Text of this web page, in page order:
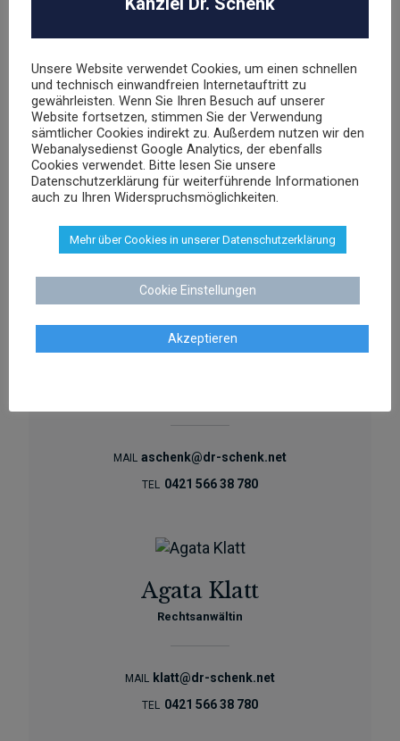
Dr. Stephan Schenk
Rechtsanwalt und Fachanwalt für gewerblichen
Rechtsschutz
EMAIL sschenk@dr-schenk.net
MAIL aschenk@dr-schenk.net
TEL 0421 566 38 780
Agata Klatt
Rechtsanwältin
MAIL klatt@dr-schenk.net
TEL 0421 566 38 780
Unsere Website verwendet Cookies, um einen schnellen
und technisch einwandfreien Internetauftritt zu
gewährleisten. Wenn Sie Ihren Besuch auf unserer
Website fortsetzen, stimmen Sie der Verwendung
sämtlicher Cookies indirekt zu. Außerdem nutzen wir den
Webanalysedienst Google Analytics, der ebenfalls
Cookies verwendet. Bitte lesen Sie unsere
Datenschutzerklärung für weiterführende Informationen
auch zu Ihren Widerspruchsmöglichkeiten.
Mehr über Cookies in unserer Datenschutzerklärung
Cookie Einstellungen
Akzeptieren